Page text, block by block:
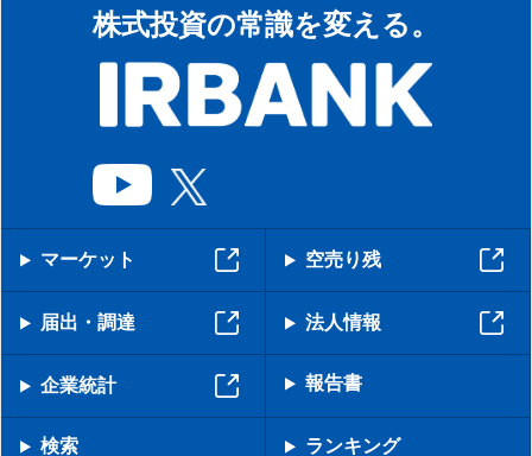
株式投資の常識を変える。
マーケット 空売り残
届出・調達 法人情報
企業統計 報告書
検索 ランキング